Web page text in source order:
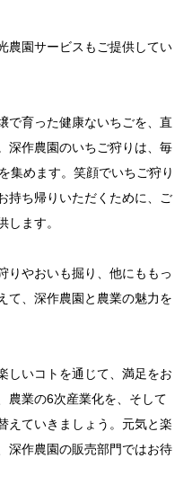
農園サービスもご提供してい
で育った健康ないちごを、直
深作農園のいちご狩りは、毎
集めます。笑顔でいちご狩り
持ち帰りいただくために、ご
します。
りやおいも掘り、他にももっ
て、深作農園と農業の魅力を
しいコトを通じて、満足をお
農業の6次産業化を、そして
えていきましょう。元気と楽
深作農園の販売部門ではお待